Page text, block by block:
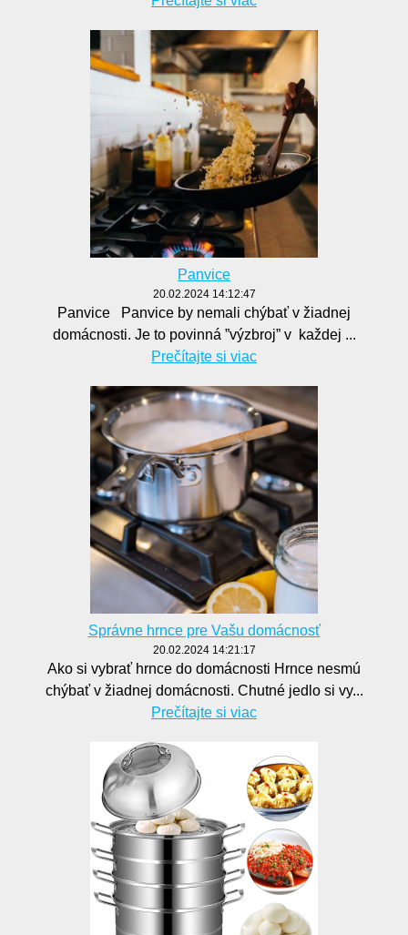
Panvice
20.02.2024 14:12:47
Panvice Panvice by nemali chýbať v žiadnej
domácnosti. Je to povinná ”výzbroj” v každej ...
Prečítajte si viac
Správne hrnce pre Vašu domácnosť
20.02.2024 14:21:17
Ako si vybrať hrnce do domácnosti Hrnce nesmú
chýbať v žiadnej domácnosti. Chutné jedlo si vy...
Prečítajte si viac